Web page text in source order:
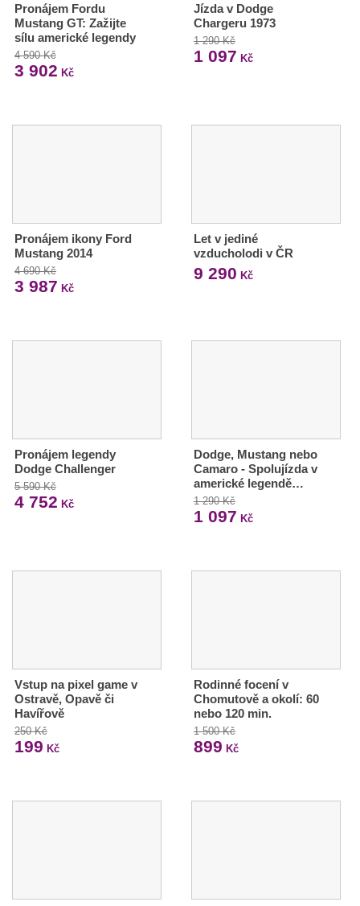
Pronájem Fordu
Mustang GT: Zažijte
sílu americké legendy
4 590 Kč
3 902 Kč
Jízda v Dodge
Chargeru 1973
1 290 Kč
1 097 Kč
Pronájem ikony Ford
Mustang 2014
4 690 Kč
3 987 Kč
Let v jediné
vzducholodi v ČR
9 290 Kč
Pronájem legendy
Dodge Challenger
5 590 Kč
4 752 Kč
Dodge, Mustang nebo
Camaro - Spolujízda v
americké legendě…
1 290 Kč
1 097 Kč
Vstup na pixel game v
Ostravě, Opavě či
Havířově
250 Kč
199 Kč
Rodinné focení v
Chomutově a okolí: 60
nebo 120 min.
1 500 Kč
899 Kč